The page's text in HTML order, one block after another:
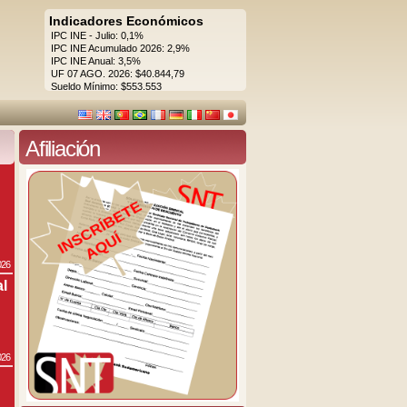
Indicadores Económicos
IPC INE - Julio: 0,1%
IPC INE Acumulado 2026: 2,9%
IPC INE Anual: 3,5%
UF 07 AGO. 2026: $40.844,79
Sueldo Mínimo: $553.553
Afiliación